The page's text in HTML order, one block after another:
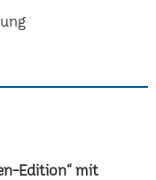
Edition“ mit